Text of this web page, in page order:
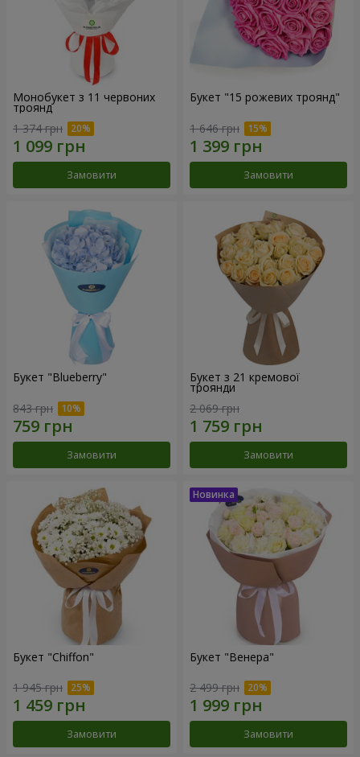
Монобукет з 11 червоних
троянд
1 374 грн
Замовити
Букет "15 рожевих троянд"
1 646 грн
Замовити
Букет "Blueberry"
843 грн
Замовити
Букет з 21 кремової
троянди
2 069 грн
Замовити
Букет "Chiffon"
1 945 грн
Замовити
Букет "Венера"
2 499 грн
Замовити